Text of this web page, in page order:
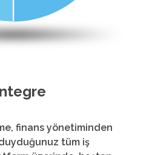
finans yönetiminden
tüm iş